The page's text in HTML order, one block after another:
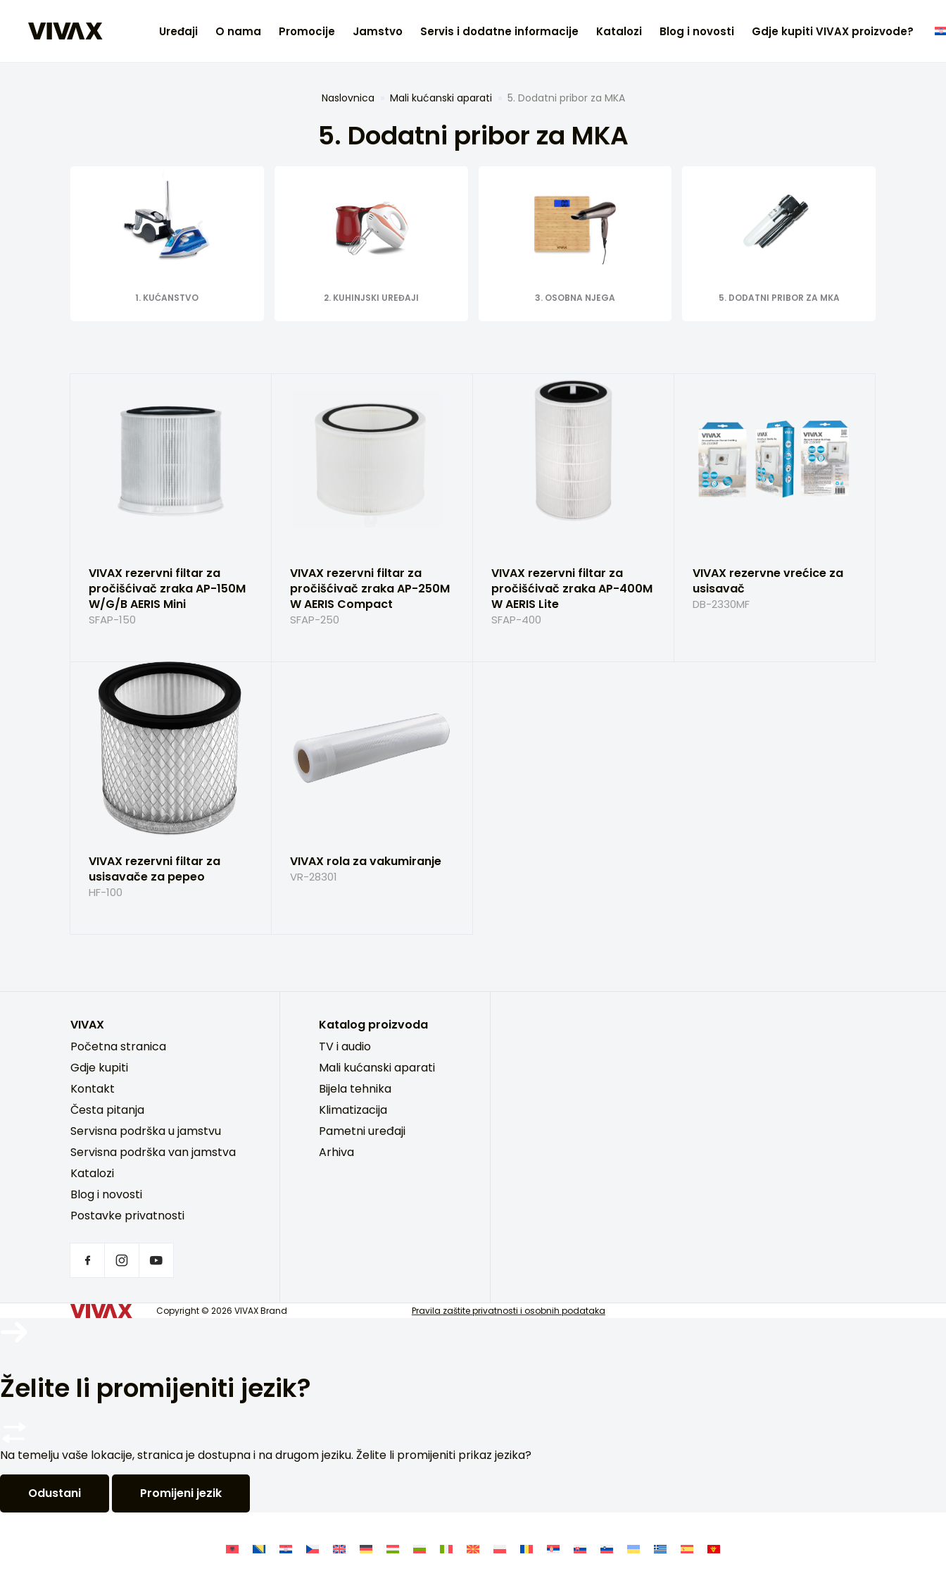
Uređaji O nama Promocije Jamstvo Servis i dodatne informacije Katalozi Blog i novosti Gdje kupiti VIVAX proizvode?
Naslovnica Mali kućanski aparati 5. Dodatni pribor za MKA
5. Dodatni pribor za MKA
1. KUĆANSTVO 2. KUHINJSKI UREĐAJI 3. OSOBNA NJEGA 5. DODATNI PRIBOR ZA MKA
VIVAX rezervni filtar za
pročišćivač zraka AP-150M
W/G/B AERIS Mini
SFAP-150
VIVAX rezervni filtar za
pročišćivač zraka AP-250M
W AERIS Compact
SFAP-250
VIVAX rezervni filtar za
pročišćivač zraka AP-400M
W AERIS Lite
SFAP-400
VIVAX rezervne vrećice za
usisavač
DB-2330MF
VIVAX rezervni filtar za
usisavače za pepeo
HF-100
VIVAX rola za vakumiranje
VR-28301
VIVAX
Početna stranica
Gdje kupiti
Kontakt
Česta pitanja
Servisna podrška u jamstvu
Servisna podrška van jamstva
Katalozi
Blog i novosti
Postavke privatnosti
Katalog proizvoda
TV i audio
Mali kućanski aparati
Bijela tehnika
Klimatizacija
Pametni uređaji
Arhiva
Copyright © 2026 VIVAX Brand Pravila zaštite privatnosti i osobnih podataka
Želite li promijeniti jezik?
Na temelju vaše lokacije, stranica je dostupna i na drugom jeziku. Želite li promijeniti prikaz jezika?
Odustani Promijeni jezik